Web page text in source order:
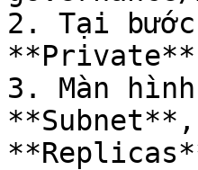
2. Tại bước
**Private**
3. Màn